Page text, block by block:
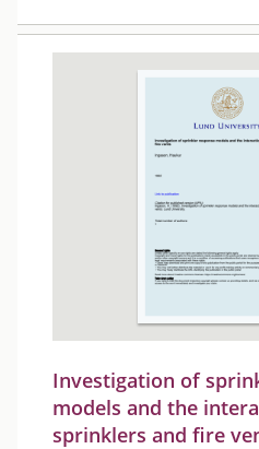
Investigation of
models and the
sprinklers and fire